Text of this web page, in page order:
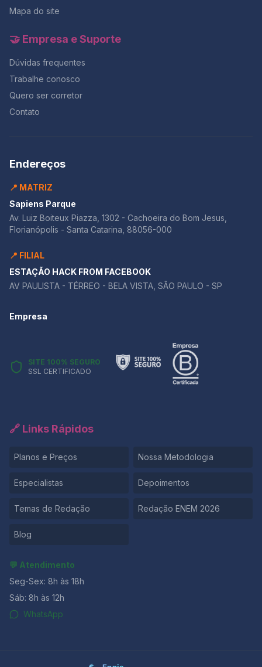
Mapa do site
🤝 Empresa e Suporte
Dúvidas frequentes
Trabalhe conosco
Quero ser corretor
Contato
Endereços
📍 MATRIZ
Sapiens Parque
Av. Luiz Boiteux Piazza, 1302 - Cachoeira do Bom Jesus,
Florianópolis - Santa Catarina, 88056-000
📍 FILIAL
ESTAÇÃO HACK FROM FACEBOOK
AV PAULISTA - TÉRREO - BELA VISTA, SÃO PAULO - SP
Empresa
SITE 100% SEGURO
SSL CERTIFICADO
🔗 Links Rápidos
Planos e Preços Nossa Metodologia
Especialistas Depoimentos
Temas de Redação Redação ENEM 2026
Blog
💬 Atendimento
Seg-Sex: 8h às 18h
Sáb: 8h às 12h
WhatsApp